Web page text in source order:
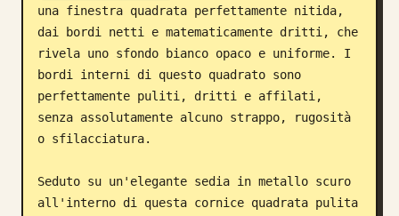
una finestra quadrata perfettamente nitida,
dai bordi netti e matematicamente dritti, che
rivela uno sfondo bianco opaco e uniforme. I
bordi interni di questo quadrato sono
perfettamente puliti, dritti e affilati,
senza assolutamente alcuno strappo, rugosità
o sfilacciatura.
Seduto su un'elegante sedia in metallo scuro
all'interno di questa cornice quadrata pulita